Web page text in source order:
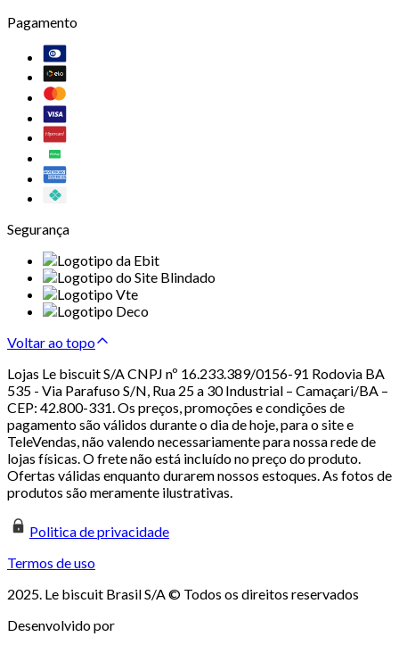
Pagamento
Segurança
Voltar ao topo
Lojas Le biscuit S/A CNPJ nº 16.233.389/0156-91 Rodovia BA
535 - Via Parafuso S/N, Rua 25 a 30 Industrial – Camaçari/BA –
CEP: 42.800-331. Os preços, promoções e condições de
pagamento são válidos durante o dia de hoje, para o site e
TeleVendas, não valendo necessariamente para nossa rede de
lojas físicas. O frete não está incluído no preço do produto.
Ofertas válidas enquanto durarem nossos estoques. As fotos de
produtos são meramente ilustrativas.
Politica de privacidade
Termos de uso
2025. Le biscuit Brasil S/A © Todos os direitos reservados
Desenvolvido por